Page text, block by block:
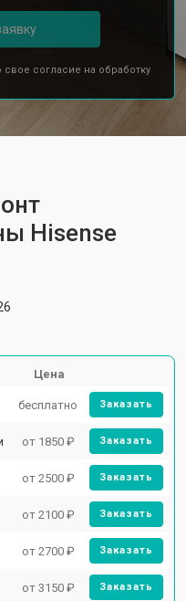
согласие на обработку
Hisense
Цена
бесплатно Заказать
от 1850 ₽ Заказать
от 2500 ₽ Заказать
от 2100 ₽ Заказать
от 2700 ₽ Заказать
от 3150 ₽ Заказать